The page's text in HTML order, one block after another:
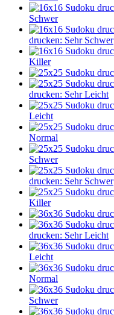
Schwer
drucken: Sehr Schwer
Killer
drucken: Sehr Leicht
Leicht
Normal
Schwer
drucken: Sehr Schwer
Killer
drucken: Sehr Leicht
Leicht
Normal
Schwer